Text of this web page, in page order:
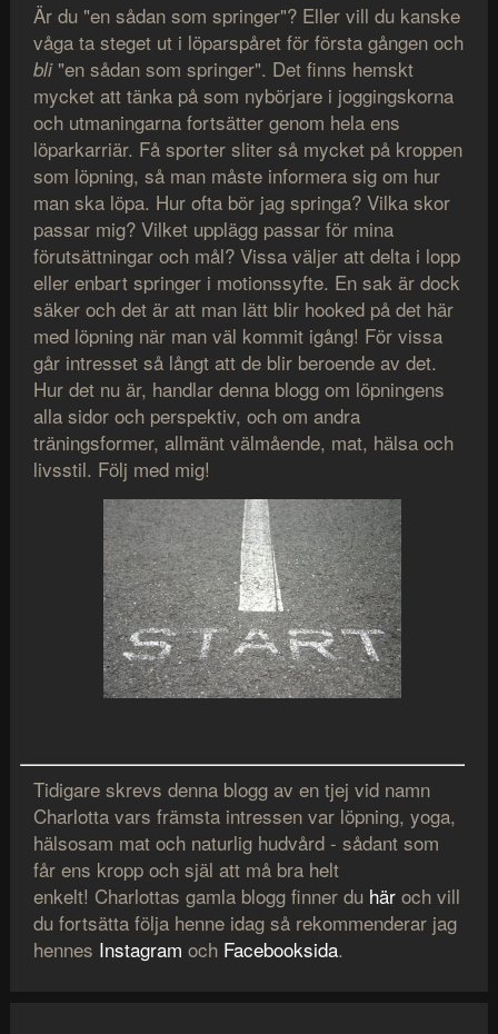
Är du "en sådan som springer"? Eller vill du kanske
våga ta steget ut i löparspåret för första gången och
bli"en sådan som springer". Det finns hemskt
mycket att tänka på som nybörjare i joggingskorna
och utmaningarna fortsätter genom hela ens
löparkarriär. Få sporter sliter så mycket på kroppen
som löpning, så man måste informera sig om hur
man ska löpa. Hur ofta bör jag springa? Vilka skor
passar mig? Vilket upplägg passar för mina
förutsättningar och mål? Vissa väljer att delta i lopp
eller enbart springer i motionssyfte. En sak är dock
säker och det är att man lätt blir hooked på det här
med löpning när man väl kommit igång! För vissa
går intresset så långt att de blir beroende av det.
Hur det nu är, handlar denna blogg om löpningens
alla sidor och perspektiv, och om andra
träningsformer, allmänt välmående, mat, hälsa och
livsstil. Följ med mig!
Tidigare skrevs denna blogg av en tjej vid namn
Charlotta vars främsta intressen var löpning, yoga,
hälsosam mat och naturlig hudvård - sådant som
får ens kropp och själ att må bra helt
enkelt! Charlottas gamla blogg finner du här och vill
du fortsätta följa henne idag så rekommenderar jag
hennes Instagram och Facebooksida.